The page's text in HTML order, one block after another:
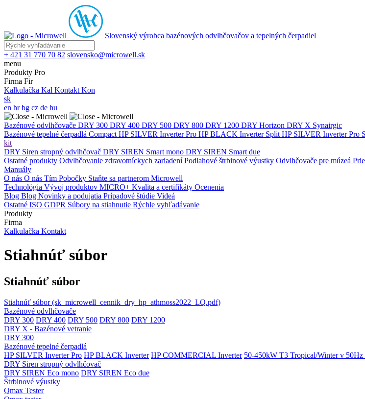
Slovenský výrobca bazénových odvlhčovačov a tepelných čerpadiel
+ 421 31 770 70 82 slovensko@microwell.sk
menu
Produkty Pro
Firma Fir
Kalkulačka Kal Kontakt Kon
sk
en hr bg cz de hu
Bazénové odvlhčovače DRY 300 DRY 400 DRY 500 DRY 800 DRY 1200 DRY Horizon DRY X Synairgic
Bazénové tepelné čerpadlá Compact HP SILVER Inverter Pro HP BLACK Inverter Split HP SILVER Inverter Pro
kit
DRY Siren stropný odvlhčovač DRY SIREN Smart mono DRY SIREN Smart due
Ostatné produkty Odvlhčovanie zdravotníckych zariadeníPodlahové štrbinové výustky Odvlhčovače pre múzeá
Manuály
O nás O nás Tím Pobočky Staňte sa partnerom Microwell
Technológia Vývoj produktov MICRO+ Kvalita a certifikáty Ocenenia
Blog Blog Novinky a podujatia Prípadové štúdie Videá
Ostatné ISO GDPR Súbory na stiahnutie Rýchle vyhľadávanie
Produkty
Firma
Kalkulačka Kontakt
Stiahnúť súbor
Stiahnúť súbor
Stiahnúť súbor (sk_microwell_cennik_dry_hp_athmoss2022_LQ.pdf)
Bazénové odvlhčovače
DRY 300 DRY 400 DRY 500 DRY 800 DRY 1200
DRY X - Bazénové vetranie
DRY 300
Bazénové tepelné čerpadlá
HP SILVER Inverter Pro HP BLACK Inverter HP COMMERCIAL Inverter 50-450kW T3 Tropical/Winter v 50Hz
DRY Siren stropný odvlhčovač
DRY SIREN Eco mono DRY SIREN Eco due
Štrbinové výustky
Qmax Tester